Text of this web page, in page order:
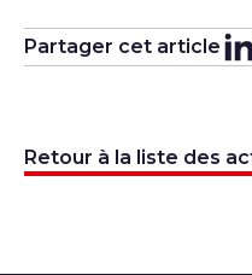
Partager cet article
Retour à la liste des